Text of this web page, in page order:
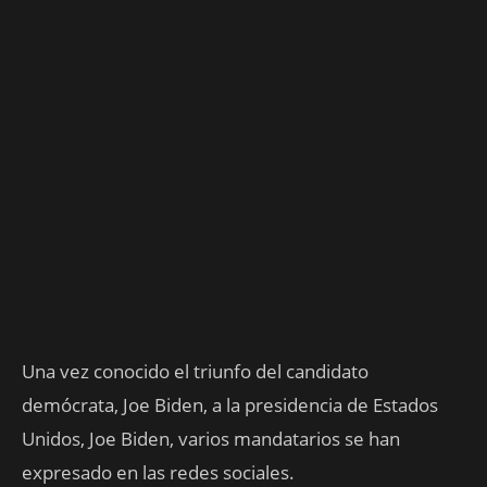
Una vez conocido el triunfo del candidato
demócrata, Joe Biden, a la presidencia de Estados
Unidos, Joe Biden, varios mandatarios se han
expresado en las redes sociales.